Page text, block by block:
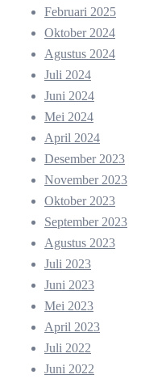
Februari 2025
Oktober 2024
Agustus 2024
Juli 2024
Juni 2024
Mei 2024
April 2024
Desember 2023
November 2023
Oktober 2023
September 2023
Agustus 2023
Juli 2023
Juni 2023
Mei 2023
April 2023
Juli 2022
Juni 2022